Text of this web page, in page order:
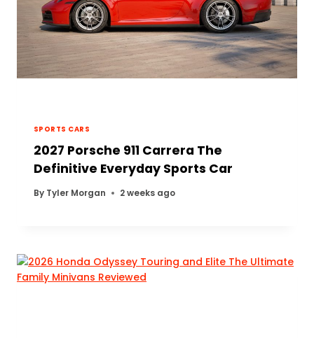
SPORTS CARS
2027 Porsche 911 Carrera The
Definitive Everyday Sports Car
By Tyler Morgan 2 weeks ago